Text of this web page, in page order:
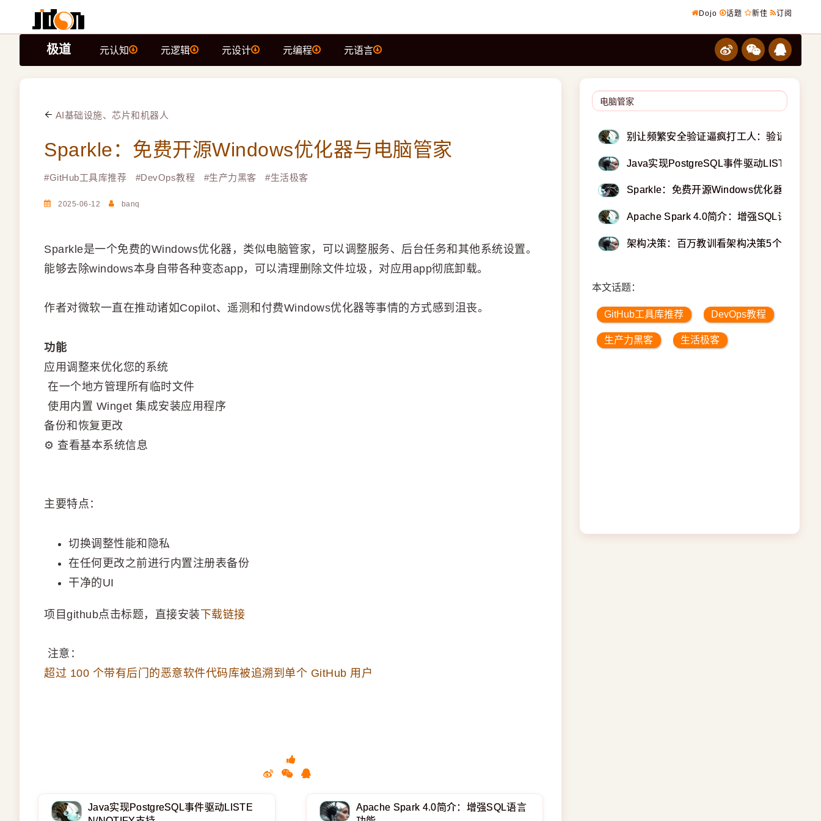
Dojo 话题 新佳 订阅
极道 元认知 元逻辑 元设计 元编程 元语言
AI基础设施、芯片和机器人
Sparkle：免费开源Windows优化器与电脑管家
#GitHub工具库推荐 #DevOps教程 #生产力黑客 #生活极客
2025-06-12 banq
Sparkle是一个免费的Windows优化器，类似电脑管家，可以调整服务、后台任务和其他系统设置。
能够去除windows本身自带各种变态app，可以清理删除文件垃圾，对应用app彻底卸载。
作者对微软一直在推动诸如Copilot、遥测和付费Windows优化器等事情的方式感到沮丧。
功能
应用调整来优化您的系统
️ 在一个地方管理所有临时文件
️ 使用内置 Winget 集成安装应用程序
备份和恢复更改
⚙️ 查看基本系统信息
主要特点：
切换调整性能和隐私
在任何更改之前进行内置注册表备份
干净的UI
项目github点击标题，直接安装下载链接
注意：
超过 100 个带有后门的恶意软件代码库被追溯到单个 GitHub 用户
Java实现PostgreSQL事件驱动LISTE
Apache Spark 4.0简介：增强SQL语言
别让频繁安全验证逼疯打工人：验证越勤越
Java实现PostgreSQL事件驱动LISTEN/
Sparkle：免费开源Windows优化器与电脑
Apache Spark 4.0简介：增强SQL语言功能
架构决策：百万教训看架构决策5个核心痛
本文话题：
GitHub工具库推荐 DevOps教程
生产力黑客 生活极客